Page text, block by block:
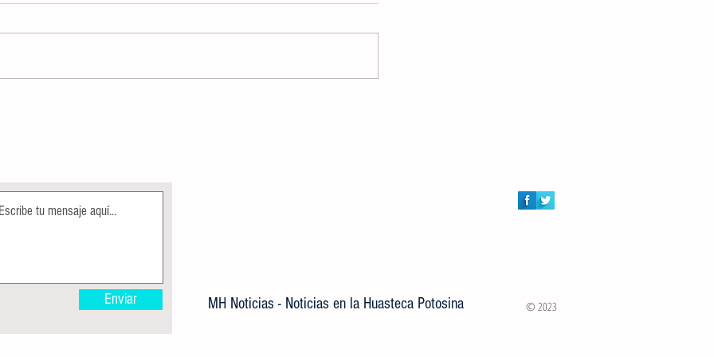
Enviar MH Noticias - Noticias en la Huasteca Potosina © 2023